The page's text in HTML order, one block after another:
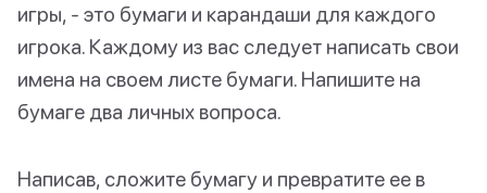
игры, - это бумаги и карандаши для каждого
игрока. Каждому из вас следует написать свои
имена на своем листе бумаги. Напишите на
бумаге два личных вопроса.
Написав, сложите бумагу и превратите ее в